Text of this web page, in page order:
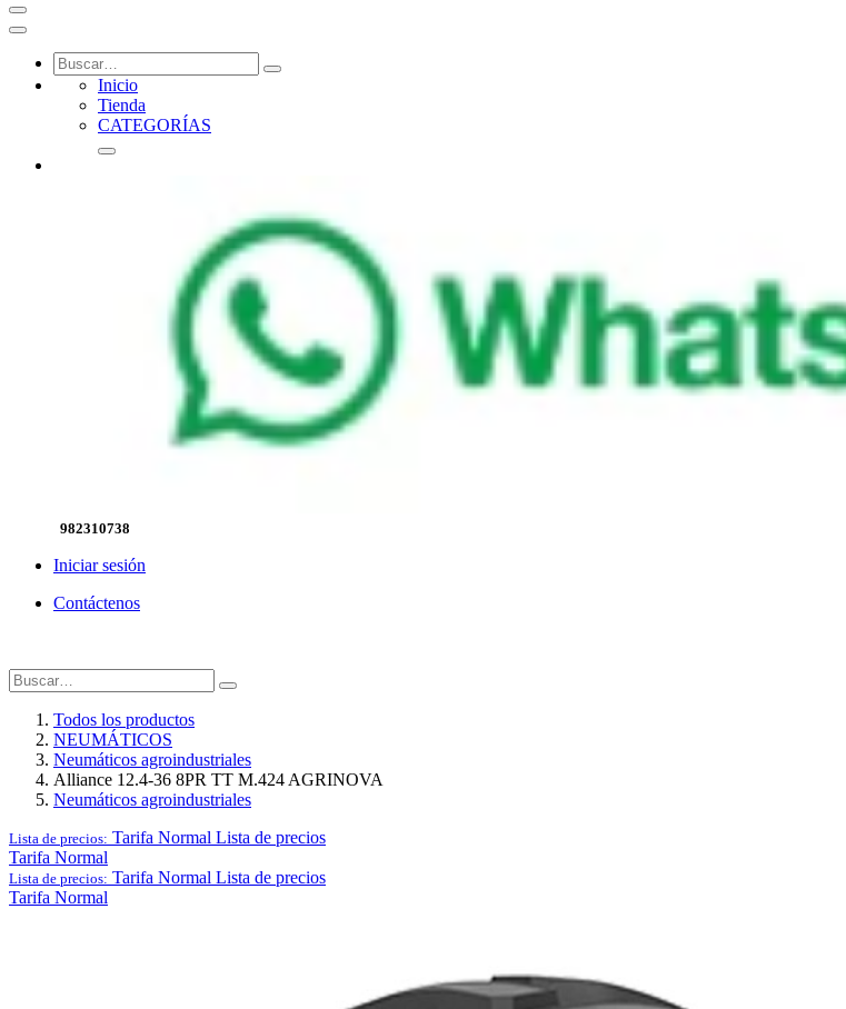
Inicio
Tienda
CATEGORÍAS
982310738
Iniciar sesión
Contáctenos
Todos los productos
NEUMÁTICOS
Neumáticos agroindustriales
Alliance 12.4-36 8PR TT M.424 AGRINOVA
Neumáticos agroindustriales
Lista de precios: Tarifa Normal Lista de precios
Tarifa Normal
Lista de precios: Tarifa Normal Lista de precios
Tarifa Normal